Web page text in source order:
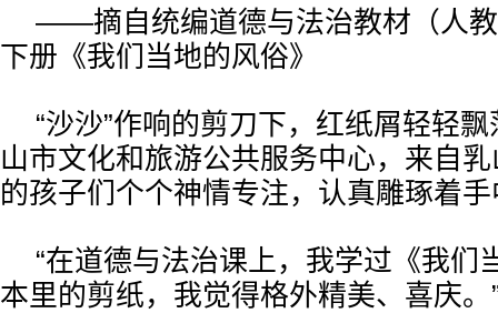
——摘自统编道德与法治教材（人
下册《我们当地的风俗》
“沙沙”作响的剪刀下，红纸屑轻轻
山市文化和旅游公共服务中心，来自
的孩子们个个神情专注，认真雕琢着
“在道德与法治课上，我学过《我们
本里的剪纸，我觉得格外精美、喜庆。